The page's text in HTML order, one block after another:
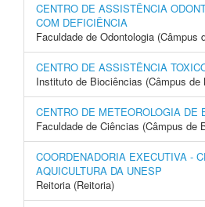
CENTRO DE ASSISTÊNCIA
COM DEFICIÊNCIA
Faculdade de Odontologia (Câmpus
CENTRO DE ASSISTÊNCIA
Instituto de Biociências (Câmpus de
CENTRO DE METEOROLOGIA DE
Faculdade de Ciências (Câmpus de
COORDENADORIA EXECUTIVA -
AQUICULTURA DA UNESP
Reitoria (Reitoria)